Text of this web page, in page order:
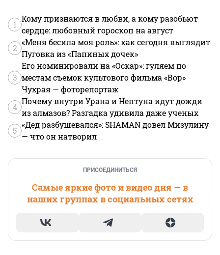
1
Кому признаются в любви, а кому разобьют
сердце: любовный гороскоп на август
2
«Меня бесила моя роль»: как сегодня выглядит
Пуговка из «Папиных дочек»
3
Его номинировали на «Оскар»: гуляем по
местам съемок культового фильма «Вор»
Чухрая — фоторепортаж
4
Почему внутри Урана и Нептуна идут дожди
из алмазов? Разгадка удивила даже ученых
5
«Дед разбушевался»: SHAMAN довел Мизулину
— что он натворил
ПРИСОЕДИНИТЬСЯ
Самые яркие фото и видео дня — в
наших группах в социальных сетях